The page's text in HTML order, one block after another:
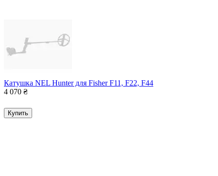
Катушка NEL Hunter для Fisher F11, F22, F44
4 070 ₴
Купить